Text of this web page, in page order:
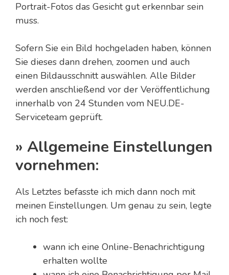
Portrait-Fotos das Gesicht gut erkennbar sein
muss.
Sofern Sie ein Bild hochgeladen haben, können
Sie dieses dann drehen, zoomen und auch
einen Bildausschnitt auswählen. Alle Bilder
werden anschließend vor der Veröffentlichung
innerhalb von 24 Stunden vom NEU.DE-
Serviceteam geprüft.
» Allgemeine Einstellungen
vornehmen:
Als Letztes befasste ich mich dann noch mit
meinen Einstellungen. Um genau zu sein, legte
ich noch fest:
wann ich eine Online-Benachrichtigung
erhalten wollte